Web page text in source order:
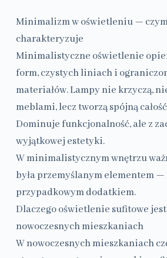
Minimalizm w oświetleniu —
charakteryzuje
Minimalistyczne oświetlenie
form, czystych liniach i
materiałów. Lampy nie krzyczą,
meblami, lecz tworzą spójną
Dominuje funkcjonalność, ale z
wyjątkowej estetyki.
W minimalistycznym wnętrzu
była przemyślanym elementem —
przypadkowym dodatkiem.
Dlaczego oświetlenie sufitowe
nowoczesnych mieszkaniach
W nowoczesnych mieszkaniach